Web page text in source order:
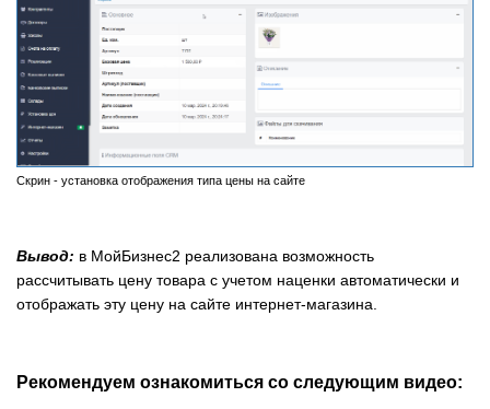
Скрин - установка отображения типа цены на сайте
Вывод: в МойБизнес2 реализована возможность
рассчитывать цену товара с учетом наценки автоматически и
отображать эту цену на сайте интернет-магазина.
Рекомендуем ознакомиться со следующим видео: